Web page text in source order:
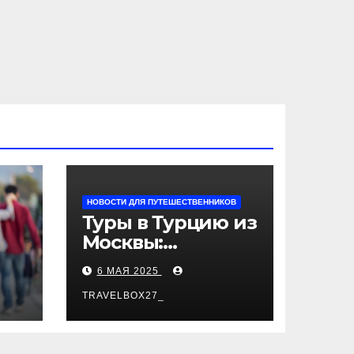
НОВОСТИ ДЛЯ ПУТЕШЕСТВЕННИКОВ
Туры в Турцию из
Москвы:
пляжный отдых,
экскурсии и
лучшие курорты
6 МАЯ 2025
TRAVELBOX27_